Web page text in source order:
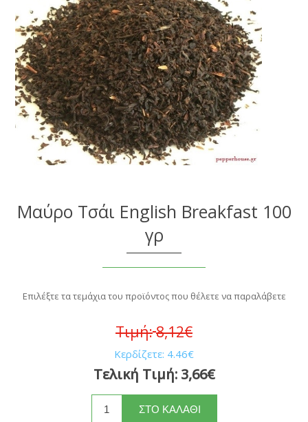
Μαύρο Τσάι English Breakfast 100
γρ
Επιλέξτε τα τεμάχια του προϊόντος που θέλετε να παραλάβετε
Τιμή:8,12€
Κερδίζετε: 4.46€
Τελική Τιμή: 3,66€